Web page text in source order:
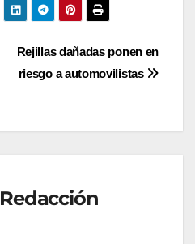
Rejillas dañadas ponen en
riesgo a automovilistas
Redacción